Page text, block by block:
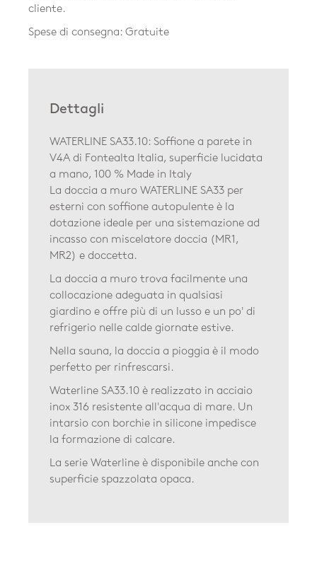
cliente.
Spese di consegna: Gratuite
Dettagli
WATERLINE SA33.10: Soffione a parete in
V4A di Fontealta Italia, superficie lucidata
a mano, 100 % Made in Italy
La doccia a muro WATERLINE SA33 per
esterni con soffione autopulente è la
dotazione ideale per una sistemazione ad
incasso con miscelatore doccia (MR1,
MR2) e doccetta.
La doccia a muro trova facilmente una
collocazione adeguata in qualsiasi
giardino e offre più di un lusso e un po' di
refrigerio nelle calde giornate estive.
Nella sauna, la doccia a pioggia è il modo
perfetto per rinfrescarsi.
Waterline SA33.10 è realizzato in acciaio
inox 316 resistente all'acqua di mare. Un
intarsio con borchie in silicone impedisce
la formazione di calcare.
La serie Waterline è disponibile anche con
superficie spazzolata opaca.